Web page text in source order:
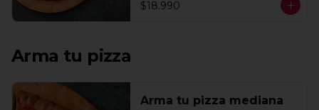
$18.990
Arma tu pizza
Arma tu pizza mediana